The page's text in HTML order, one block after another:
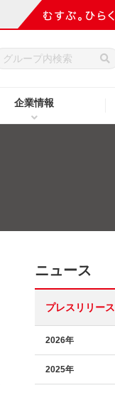
企業情報
ニュース
プレスリリース
2026年
2025年